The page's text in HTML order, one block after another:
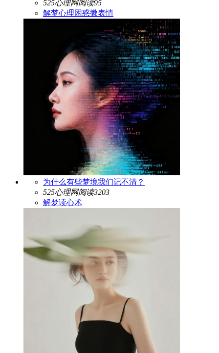
525心理网阅读95
解梦心理困惑微表情
为什么有些梦境我们记不清？
525心理网阅读3203
解梦读心术